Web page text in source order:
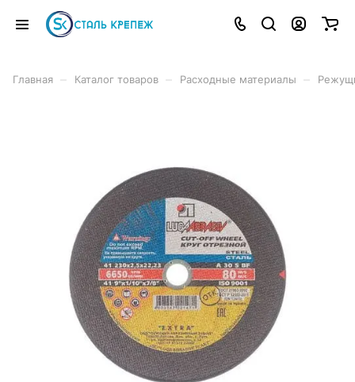
Главная Каталог товаров Расходные материалы